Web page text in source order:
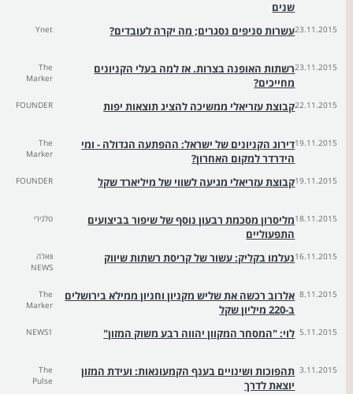
שנים
23.11.2015עשרות סניפים נסגרים; מה יקרה לעובדים? Ynet
23.11.2015רשתות האופנה בצרות. אז למה בעלי הקניונים
מחייכים?
The
Marker
22.11.2015קבוצת עזריאלי ממשיכה להציג תוצאות יפות FOUNDER
19.11.2015דירוג הקניונים של ישראל: ההפתעה הגדולה - ומי
הידרדר למקום האחרון?
The
Marker
19.11.2015קבוצת עזריאלי מגיעה לשווי של מיליארד שקל FOUNDER
18.11.2015מליסרון מסכמת רבעון נוסף של שיפור בביצועים
התפעוליים
טלנירי
16.11.2015נעלמו בקליק: עשור של קריסת רשתות שיווק
וואלה
NEWS
8.11.2015 אלרוב רכשה את שליש מקניון וחניון ממילא בירושלים
ב-220 מיליון שקל
The
Marker
5.11.2015 לוי: "המסחר המקוון יהווה רבע משוק המזון" NEWS1
3.11.2015 תהפוכות ושינויים בענף הקמעונאות: ועידת המזון
יוצאת לדרך
The
Pulse